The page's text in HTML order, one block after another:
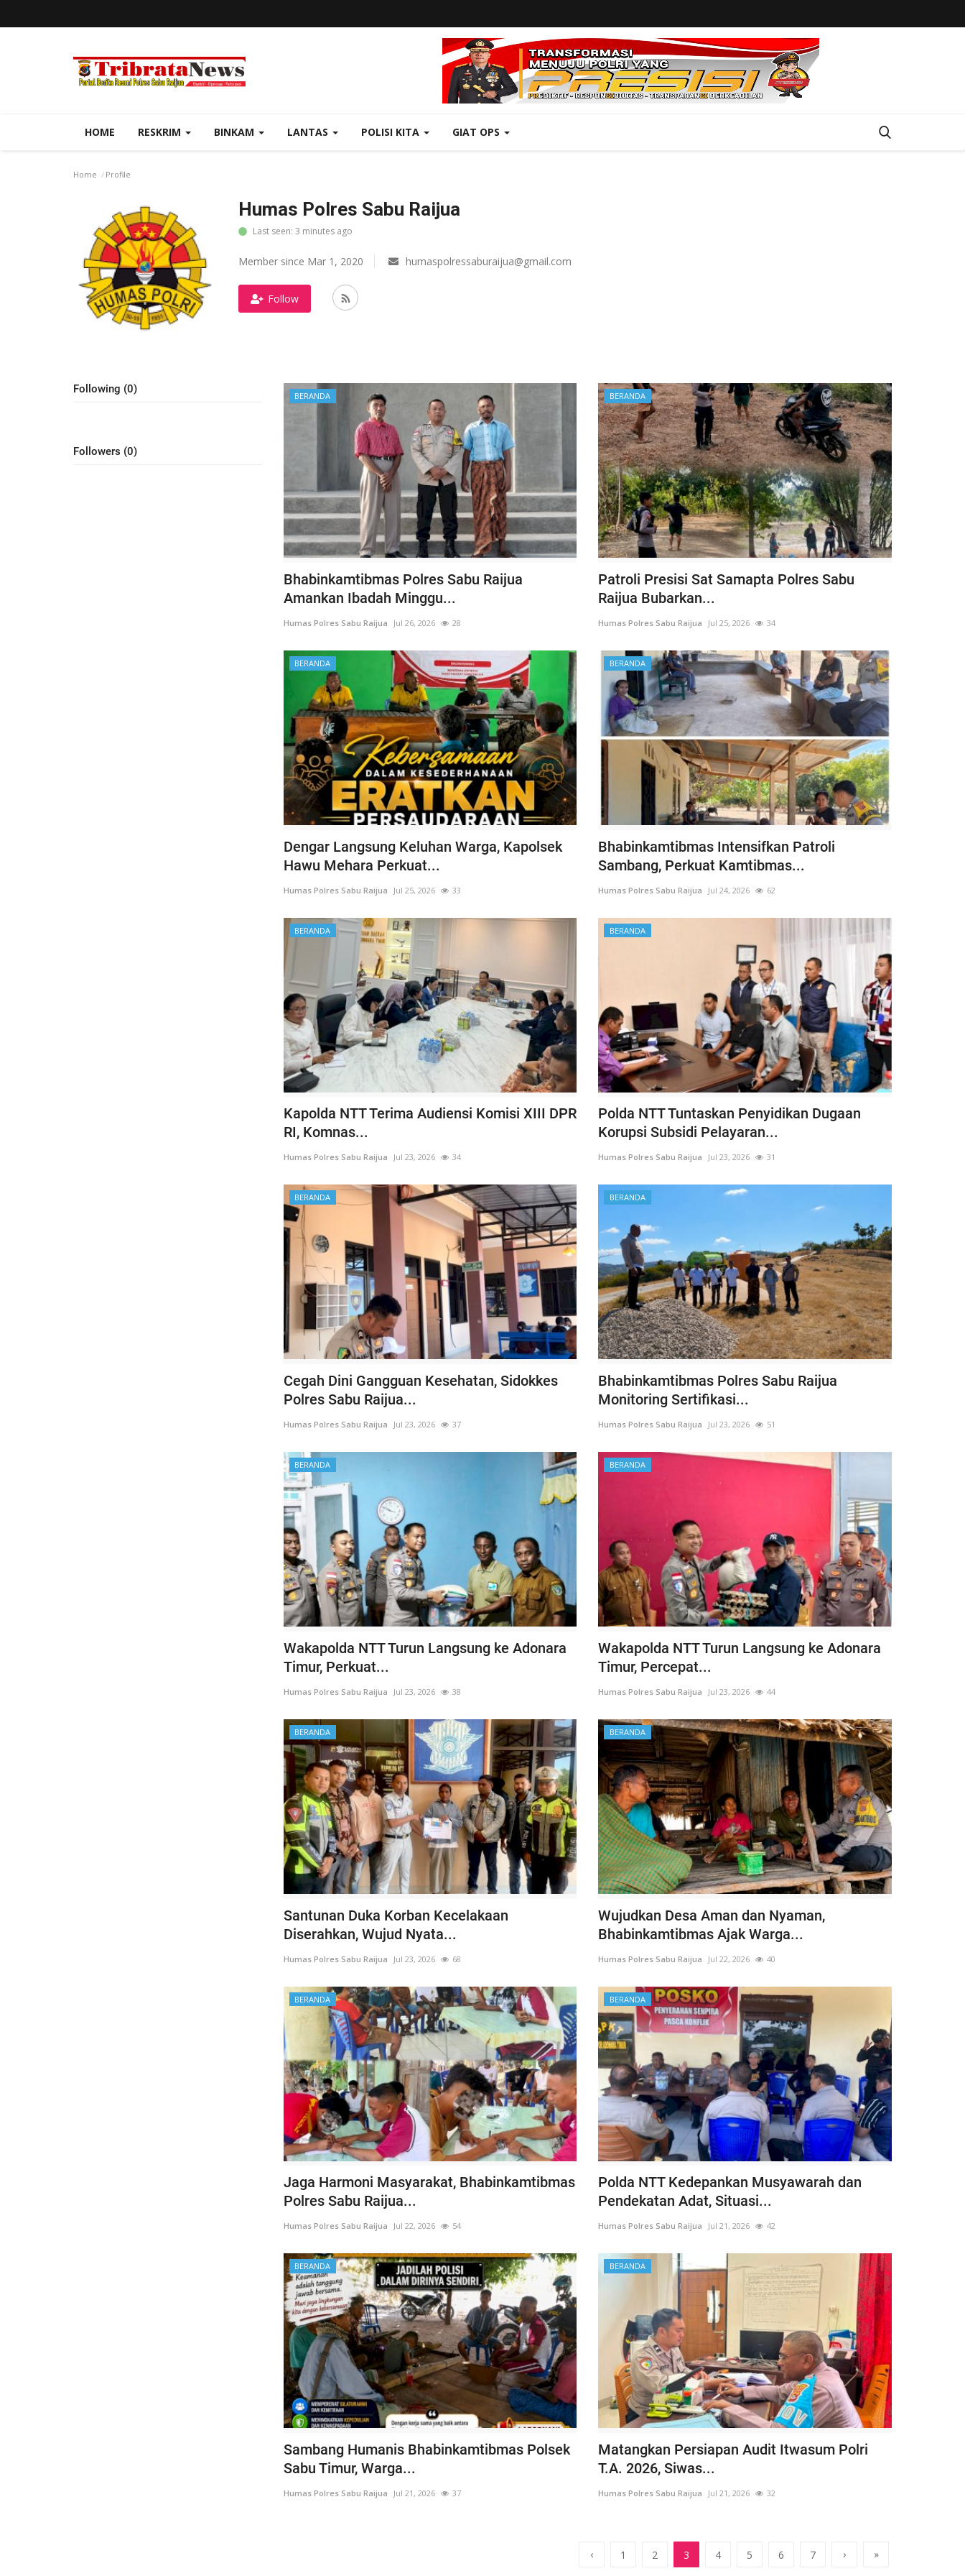
HOME RESKRIM BINKAM LANTAS POLISI KITA GIAT OPS
Home Profile
Humas Polres Sabu Raijua
Last seen: 3 minutes ago
Member since Mar 1, 2020 humaspolressaburaijua@gmail.com
Follow
Following (0)
Followers (0)
BERANDA
Bhabinkamtibmas Polres Sabu Raijua
Amankan Ibadah Minggu...
Humas Polres Sabu Raijua Jul 26, 2026 28
BERANDA
Patroli Presisi Sat Samapta Polres Sabu
Raijua Bubarkan...
Humas Polres Sabu Raijua Jul 25, 2026 34
BERANDA
Dengar Langsung Keluhan Warga, Kapolsek
Hawu Mehara Perkuat...
Humas Polres Sabu Raijua Jul 25, 2026 33
BERANDA
Bhabinkamtibmas Intensifkan Patroli
Sambang, Perkuat Kamtibmas...
Humas Polres Sabu Raijua Jul 24, 2026 62
BERANDA
Kapolda NTT Terima Audiensi Komisi XIII DPR
RI, Komnas...
Humas Polres Sabu Raijua Jul 23, 2026 34
BERANDA
Polda NTT Tuntaskan Penyidikan Dugaan
Korupsi Subsidi Pelayaran...
Humas Polres Sabu Raijua Jul 23, 2026 31
BERANDA
Cegah Dini Gangguan Kesehatan, Sidokkes
Polres Sabu Raijua...
Humas Polres Sabu Raijua Jul 23, 2026 37
BERANDA
Bhabinkamtibmas Polres Sabu Raijua
Monitoring Sertifikasi...
Humas Polres Sabu Raijua Jul 23, 2026 51
BERANDA
Wakapolda NTT Turun Langsung ke Adonara
Timur, Perkuat...
Humas Polres Sabu Raijua Jul 23, 2026 38
BERANDA
Wakapolda NTT Turun Langsung ke Adonara
Timur, Percepat...
Humas Polres Sabu Raijua Jul 23, 2026 44
BERANDA
Santunan Duka Korban Kecelakaan
Diserahkan, Wujud Nyata...
Humas Polres Sabu Raijua Jul 23, 2026 68
BERANDA
Wujudkan Desa Aman dan Nyaman,
Bhabinkamtibmas Ajak Warga...
Humas Polres Sabu Raijua Jul 22, 2026 40
BERANDA
Jaga Harmoni Masyarakat, Bhabinkamtibmas
Polres Sabu Raijua...
Humas Polres Sabu Raijua Jul 22, 2026 54
BERANDA
Polda NTT Kedepankan Musyawarah dan
Pendekatan Adat, Situasi...
Humas Polres Sabu Raijua Jul 21, 2026 42
BERANDA
Sambang Humanis Bhabinkamtibmas Polsek
Sabu Timur, Warga...
Humas Polres Sabu Raijua Jul 21, 2026 37
BERANDA
Matangkan Persiapan Audit Itwasum Polri
T.A. 2026, Siwas...
Humas Polres Sabu Raijua Jul 21, 2026 32
‹ 1 2 3 4 5 6 7 › »